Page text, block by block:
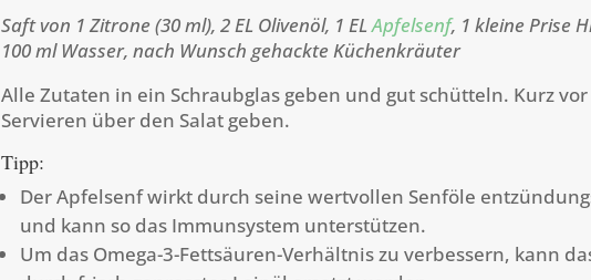
Saft von 1 Zitrone (30 ml), 2 EL Olivenöl, 1 ELApfelsenf, 1 kleine Prise
100 ml Wasser, nach Wunsch gehackte Küchenkräuter
Alle Zutaten in ein Schraubglas geben und gut schütteln. Kurz
Servieren über den Salat geben.
Tipp:
Der Apfelsenf wirkt durch seine wertvollen Senföle
und kann so das Immunsystem unterstützen.
Um das Omega-3-Fettsäuren-Verhältnis zu verbessern, kann